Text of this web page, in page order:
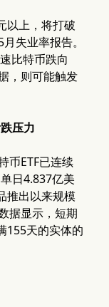
以上，将打破
失业率报告。
比特币跌向
，则可能触发
压力
币ETF已连续
日4.837亿美
推出以来规模
据显示，短期
155天的实体的